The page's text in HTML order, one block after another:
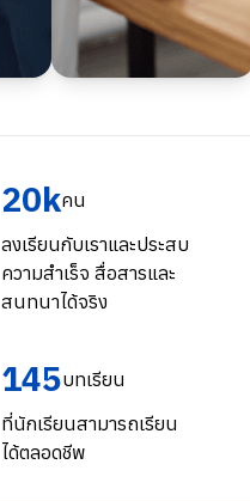
20kคน
ลงเรียนกับเราและประสบ
ความสำเร็จ สื่อสารและ
สนทนาได้จริง
145บทเรียน
ที่นักเรียนสามารถเรียน
ได้ตลอดชีพ